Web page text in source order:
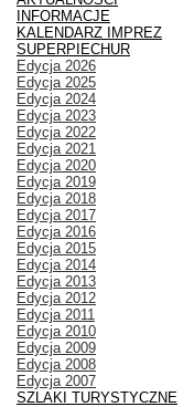
INFORMACJE
KALENDARZ IMPREZ
SUPERPIECHUR
Edycja 2026
Edycja 2025
Edycja 2024
Edycja 2023
Edycja 2022
Edycja 2021
Edycja 2020
Edycja 2019
Edycja 2018
Edycja 2017
Edycja 2016
Edycja 2015
Edycja 2014
Edycja 2013
Edycja 2012
Edycja 2011
Edycja 2010
Edycja 2009
Edycja 2008
Edycja 2007
SZLAKI TURYSTYCZNE